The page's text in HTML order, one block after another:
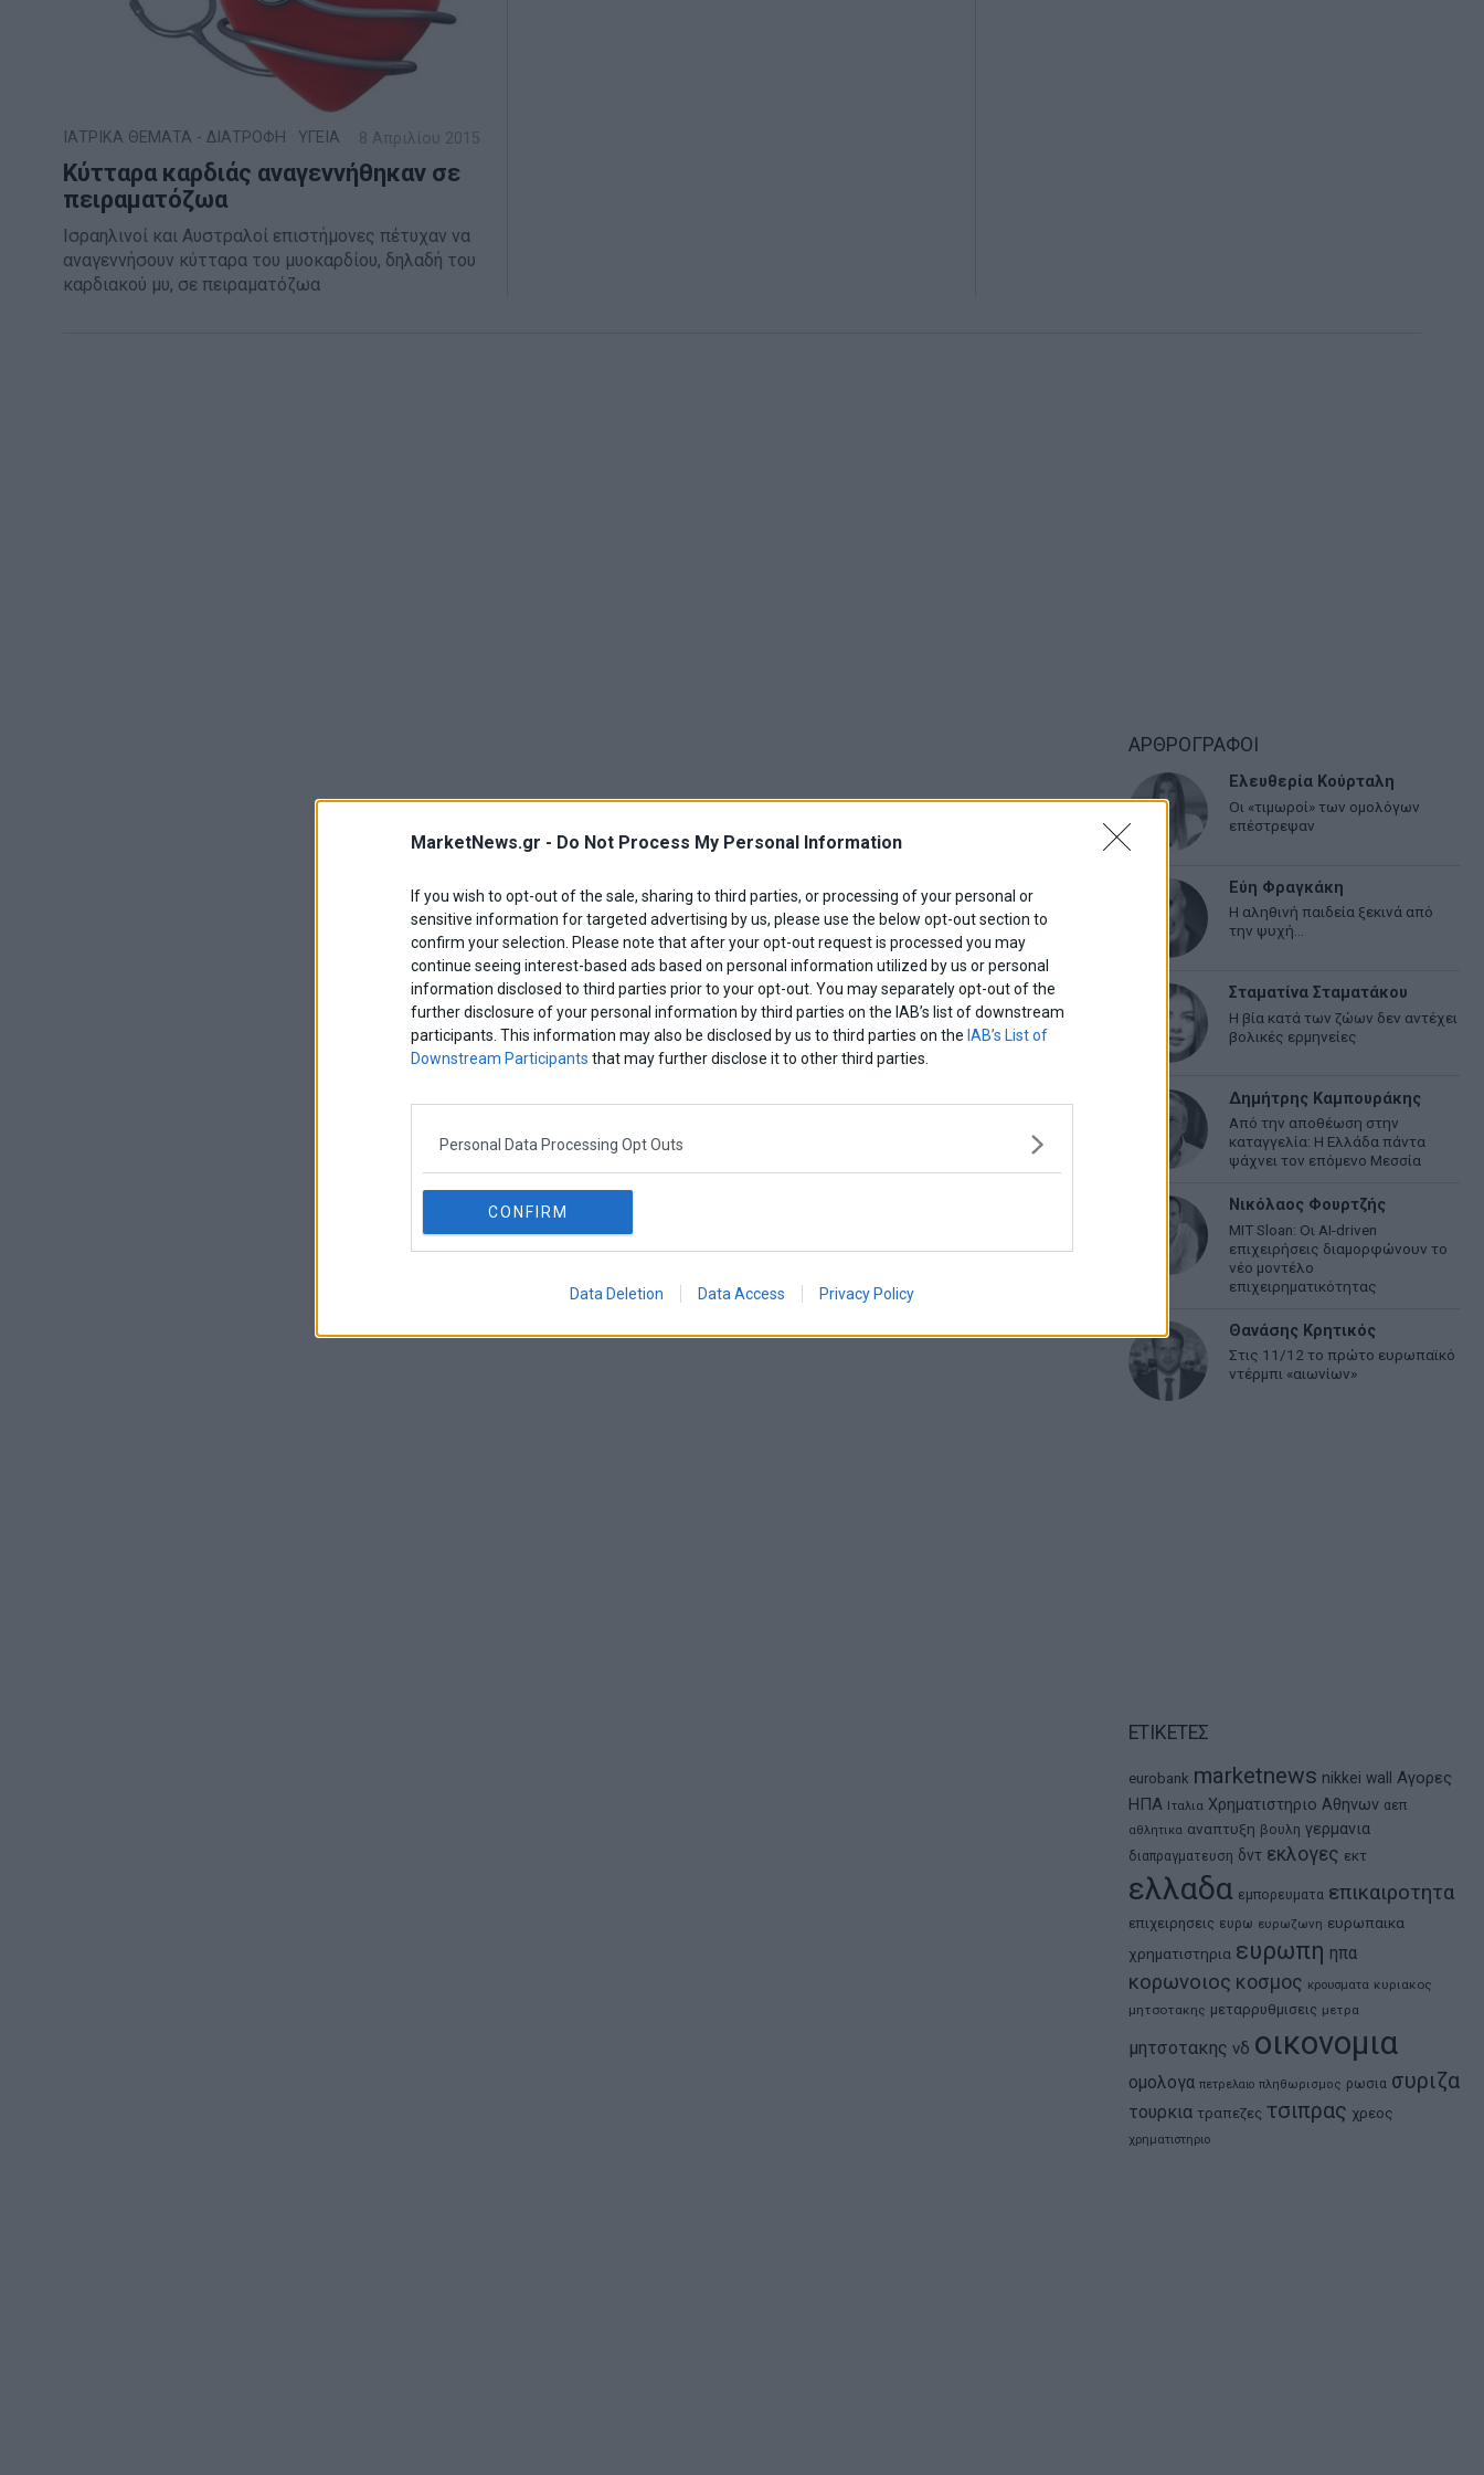
MarketNews.gr - Do Not Process My Personal Information
If you wish to opt-out of the sale, sharing to third parties, or processing of your personal or
sensitive information for targeted advertising by us, please use the below opt-out section to
confirm your selection. Please note that after your opt-out request is processed you may
continue seeing interest-based ads based on personal information utilized by us or personal
information disclosed to third parties prior to your opt-out. You may separately opt-out of the
further disclosure of your personal information by third parties on the IAB’s list of downstream
participants. This information may also be disclosed by us to third parties on the IAB’s List of
Downstream Participants that may further disclose it to other third parties.
Personal Data Processing Opt Outs
CONFIRM
Data Deletion Data Access Privacy Policy
ΙΑΤΡΙΚΑ ΘΕΜΑΤΑ - ΔΙΑΤΡΟΦΗ ΥΓΕΙΑ 8 Απριλίου 2015
Κύτταρα καρδιάς αναγεννήθηκαν σε
πειραματόζωα
Ισραηλινοί και Αυστραλοί επιστήμονες πέτυχαν να
αναγεννήσουν κύτταρα του μυοκαρδίου, δηλαδή του
καρδιακού μυ, σε πειραματόζωα
ΑΡΘΡΟΓΡΑΦΟΙ
Ελευθερία Κούρταλη
Οι «τιμωροί» των ομολόγων
επέστρεψαν
Εύη Φραγκάκη
Η αληθινή παιδεία ξεκινά από
την ψυχή…
Σταματίνα Σταματάκου
Η βία κατά των ζώων δεν αντέχει
βολικές ερμηνείες
Δημήτρης Καμπουράκης
Από την αποθέωση στην
καταγγελία: Η Ελλάδα πάντα
ψάχνει τον επόμενο Μεσσία
Νικόλαος Φουρτζής
MIT Sloan: Οι AI-driven
επιχειρήσεις διαμορφώνουν το
νέο μοντέλο
επιχειρηματικότητας
Θανάσης Κρητικός
Στις 11/12 το πρώτο ευρωπαϊκό
ντέρμπι «αιωνίων»
ΕΤΙΚΕΤΕΣ
eurobank marketnews nikkei wall
Αγορες
ΗΠΑ Ιταλια Χρηματιστηριο Αθηνων αεπ
αθλητικα αναπτυξη βουλη γερμανια
διαπραγματευση δντ εκλογες εκτ
ελλαδα εμπορευματα επικαιροτητα
επιχειρησεις ευρω ευρωζωνη ευρωπαικα
χρηματιστηρια ευρωπη ηπα
κορωνοιος κοσμος κρουσματα κυριακος
μητσοτακης μεταρρυθμισεις μετρα
μητσοτακης νδ οικονομια
ομολογα πετρελαιο πληθωρισμος ρωσια συριζα
τουρκια τραπεζες τσιπρας χρεος
χρηματιστηριο